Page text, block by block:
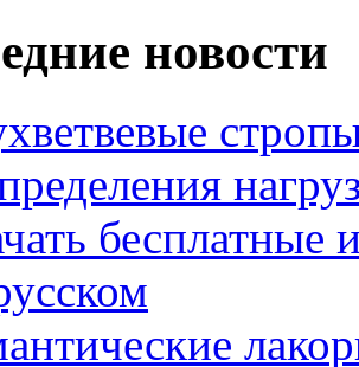
новости